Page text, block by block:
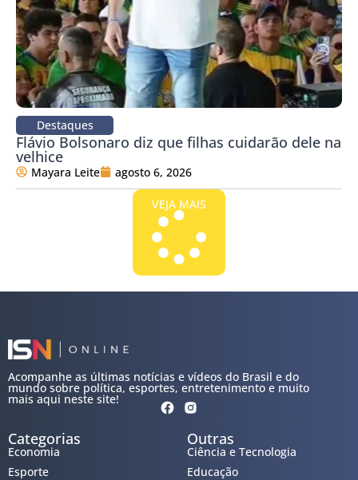
Destaques
Flávio Bolsonaro diz que filhas cuidarão dele na
velhice
Mayara Leite agosto 6, 2026
VEJA MAIS
Acompanhe as últimas notícias e vídeos do Brasil e do
mundo sobre política, esportes, entretenimento e muito
mais aqui neste site!
Categorias
Economia
Esporte
Outras
Ciência e Tecnologia
Educação